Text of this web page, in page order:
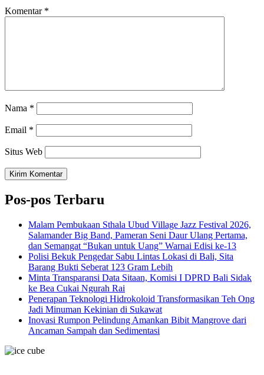
Komentar *
Nama *
Email *
Situs Web
Pos-pos Terbaru
Malam Pembukaan Sthala Ubud Village Jazz Festival 2026,
Salamander Big Band, Pameran Seni Daur Ulang Pertama,
dan Semangat “Bukan untuk Uang” Warnai Edisi ke-13
Polisi Bekuk Pengedar Sabu Lintas Lokasi di Bali, Sita
Barang Bukti Seberat 123 Gram Lebih
Minta Transparansi Data Sitaan, Komisi I DPRD Bali Sidak
ke Bea Cukai Ngurah Rai
Penerapan Teknologi Hidrokoloid Transformasikan Teh Ong
Jadi Minuman Kekinian di Sukawat
Inovasi Rumpon Pelindung Amankan Bibit Mangrove dari
Ancaman Sampah dan Sedimentasi